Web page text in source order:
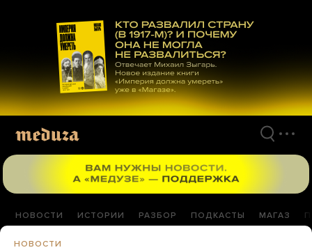
материалам
НОВОСТИ ИСТОРИИ РАЗБОР ПОДКАСТЫ МАГАЗ
НОВОСТИ